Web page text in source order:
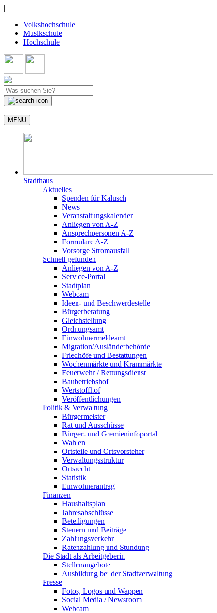
|
Volkshochschule
Musikschule
Hochschule
MENU
Stadthaus
Aktuelles
Spenden für Kalusch
News
Veranstaltungskalender
Anliegen von A-Z
Ansprechpersonen A-Z
Formulare A-Z
Vorsorge Stromausfall
Schnell gefunden
Anliegen von A-Z
Service-Portal
Stadtplan
Webcam
Ideen- und Beschwerdestelle
Bürgerberatung
Gleichstellung
Ordnungsamt
Einwohnermeldeamt
Migration/Ausländerbehörde
Friedhöfe und Bestattungen
Wochenmärkte und Krammärkte
Feuerwehr / Rettungsdienst
Baubetriebshof
Wertstoffhof
Veröffentlichungen
Politik & Verwaltung
Bürgermeister
Rat und Ausschüsse
Bürger- und Gremieninfoportal
Wahlen
Ortsteile und Ortsvorsteher
Verwaltungsstruktur
Ortsrecht
Statistik
Einwohnerantrag
Finanzen
Haushaltsplan
Jahresabschlüsse
Beteiligungen
Steuern und Beiträge
Zahlungsverkehr
Ratenzahlung und Stundung
Die Stadt als Arbeitgeberin
Stellenangebote
Ausbildung bei der Stadtverwaltung
Presse
Fotos, Logos und Wappen
Social Media / Newsroom
Webcam